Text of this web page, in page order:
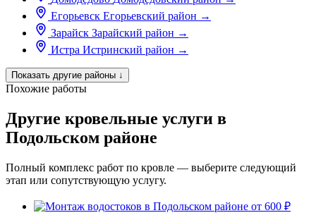
Егорьевск Егорьевский район →
Зарайск Зарайский район →
Истра Истринский район →
Показать другие районы ↓
Похожие работы
Другие кровельные услуги в
Подольском районе
Полный комплекс работ по кровле — выберите следующий
этап или сопутствующую услугу.
от 600 ₽